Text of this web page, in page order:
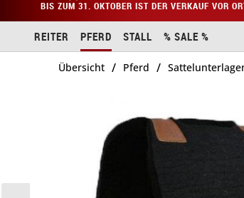
BIS ZUM 31. OKTOBER IST DER VERKAUF VOR
REITER PFERD STALL % SALE %
Übersicht / Pferd /